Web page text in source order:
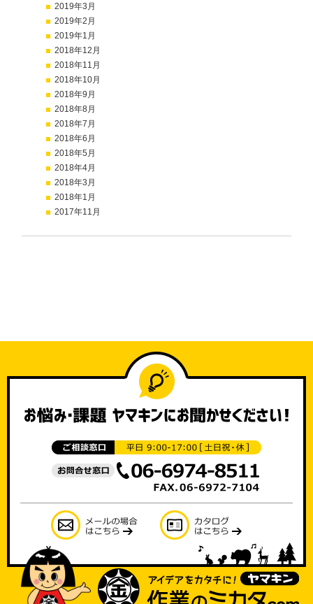
2019年3月
2019年2月
2019年1月
2018年12月
2018年11月
2018年10月
2018年9月
2018年8月
2018年7月
2018年6月
2018年5月
2018年4月
2018年3月
2018年1月
2017年11月